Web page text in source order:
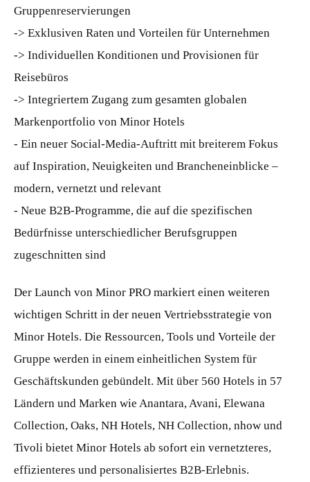
Gruppenreservierungen
-> Exklusiven Raten und Vorteilen für Unternehmen
-> Individuellen Konditionen und Provisionen für
Reisebüros
-> Integriertem Zugang zum gesamten globalen
Markenportfolio von Minor Hotels
- Ein neuer Social-Media-Auftritt mit breiterem Fokus
auf Inspiration, Neuigkeiten und Brancheneinblicke –
modern, vernetzt und relevant
- Neue B2B-Programme, die auf die spezifischen
Bedürfnisse unterschiedlicher Berufsgruppen
zugeschnitten sind
Der Launch von Minor PRO markiert einen weiteren
wichtigen Schritt in der neuen Vertriebsstrategie von
Minor Hotels. Die Ressourcen, Tools und Vorteile der
Gruppe werden in einem einheitlichen System für
Geschäftskunden gebündelt. Mit über 560 Hotels in 57
Ländern und Marken wie Anantara, Avani, Elewana
Collection, Oaks, NH Hotels, NH Collection, nhow und
Tivoli bietet Minor Hotels ab sofort ein vernetzteres,
effizienteres und personalisiertes B2B-Erlebnis.